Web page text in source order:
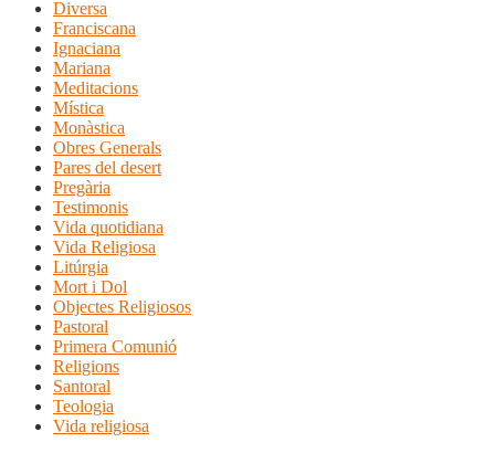
Diversa
Franciscana
Ignaciana
Mariana
Meditacions
Mística
Monàstica
Obres Generals
Pares del desert
Pregària
Testimonis
Vida quotidiana
Vida Religiosa
Litúrgia
Mort i Dol
Objectes Religiosos
Pastoral
Primera Comunió
Religions
Santoral
Teologia
Vida religiosa